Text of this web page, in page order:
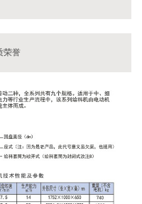
荣誉